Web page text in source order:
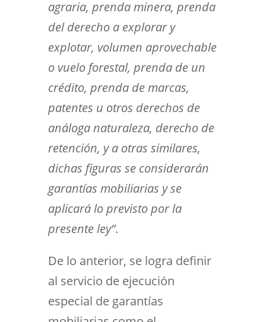
agraria, prenda minera, prenda
del derecho a explorar y
explotar, volumen aprovechable
o vuelo forestal, prenda de un
crédito, prenda de marcas,
patentes u otros derechos de
análoga naturaleza, derecho de
retención, y a otras similares,
dichas figuras se considerarán
garantías mobiliarias y se
aplicará lo previsto por la
presente ley”.
De lo anterior, se logra definir
al servicio de ejecución
especial de garantías